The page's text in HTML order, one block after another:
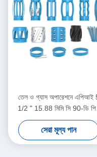
তেল ও গ্যাস অপারেশনে এপিআই
1/2 " 15.88 মিমি সি 90-ডি পিই
তেলক্ষেত্র কেন্দ্রীয়
সেরা মূল্য পান